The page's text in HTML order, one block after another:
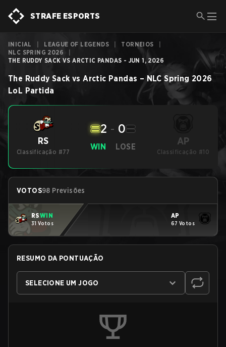
STRAFE ESPORTS
INICIAL LEAGUE OF LEGENDS TORNEIOS
NLC SPRING 2026
THE RUDDY SACK VS ARCTIC PANDAS - JUN 1, 2026
The Ruddy Sack vs Arctic Pandas – NLC Spring 2026
LoL Partida
RS
Classificação #77
WIN
2 - 0
LOSE AP
Classificação #10
VOTOS98 Previsões
RSWIN
31 Votos
AP
67 Votos
RESUMO DA PONTUAÇÃO
SELECIONE UM JOGO